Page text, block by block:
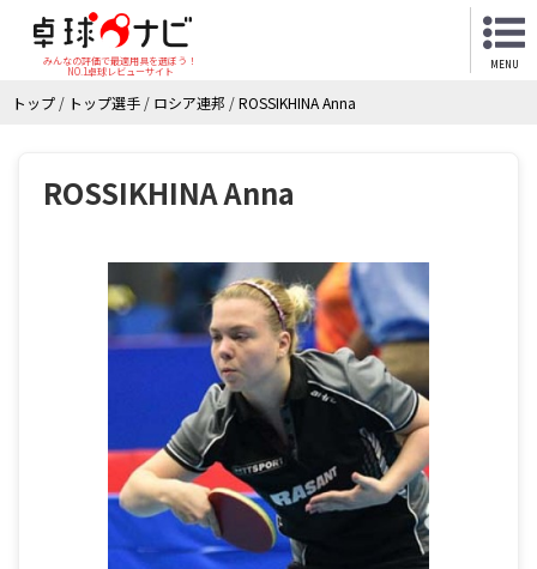
みんなの評価で最適用具を選ぼう！
NO.1卓球レビューサイト
MENU
トップ / トップ選手 / ロシア連邦 /ROSSIKHINA Anna
ROSSIKHINA Anna